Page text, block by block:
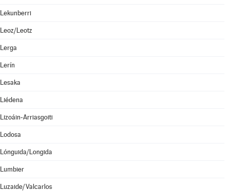
Lekunberri
Leoz/Leotz
Lerga
Lerín
Lesaka
Liédena
Lizoáin-Arriasgoiti
Lodosa
Lónguida/Longida
Lumbier
Luzaide/Valcarlos